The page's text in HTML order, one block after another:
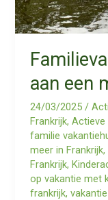
aan een
24/03/2025/
Frankrijk,Actieve
familie
meer in Frankrijk,
Frankrijk,
op vakantie met
frankrijk,